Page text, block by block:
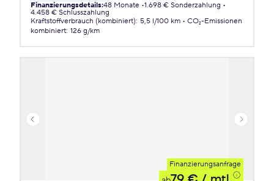
Finanzierungsdetails:48 Monate 1.698 € Sonderzahlung
4.458 € Schlusszahlung
Kraftstoffverbrauch (kombiniert): 5,5 l/100 km
CO₂-Emissionen
kombiniert: 126 g/km
Finanzierungsanfrage